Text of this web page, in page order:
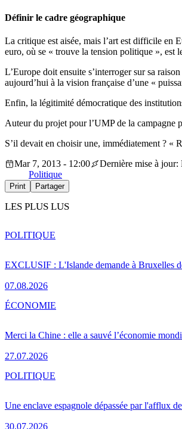
Définir le cadre géographique
La critique est aisée, mais l’art est difficile en
euro, où se « trouve la tension politique », est
L’Europe doit ensuite s’interroger sur sa
aujourd’hui à la vision française d’une «
Enfin, la légitimité démocratique des
Auteur du projet pour l’UMP de la campagne
S’il devait en choisir une, immédiatement ? «
Mar 7, 2013 - 12:00
Dernière mise à
Politique
Print Partager
LES PLUS LUS
EXCLUSIF : L'Islande demande à Bruxelles
07.08.2026
POLITIQUE
Merci la Chine : elle a sauvé l’économie
27.07.2026
ÉCONOMIE
Une enclave espagnole dépassée par l'afflux
30.07.2026
POLITIQUE